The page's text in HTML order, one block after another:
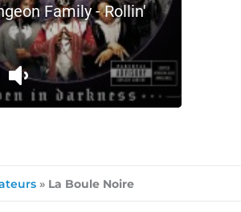
» La Boule Noire